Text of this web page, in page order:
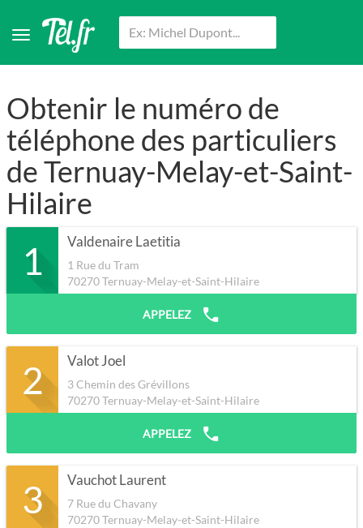
Obtenir le numéro de
téléphone des particuliers
de Ternuay-Melay-et-Saint-
Hilaire
1 Valdenaire Laetitia
1 Rue du Tram
70270Ternuay-Melay-et-Saint-Hilaire
APPELEZ
2 Valot Joel
3 Chemin des Grévillons
70270Ternuay-Melay-et-Saint-Hilaire
APPELEZ
3 Vauchot Laurent
7 Rue du Chavany
70270Ternuay-Melay-et-Saint-Hilaire